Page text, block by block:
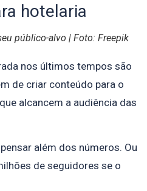
hotelaria
público-alvo | Foto: Freepik
nos últimos tempos são
de criar conteúdo para o
alcancem a audiência das
além dos números. Ou
de seguidores se o